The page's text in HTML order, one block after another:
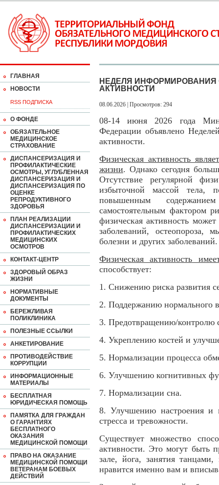
ГЛАВНАЯ
НОВОСТИ
RSS ПОДПИСКА
О ФОНДЕ
ОБЯЗАТЕЛЬНОЕ
МЕДИЦИНСКОЕ
СТРАХОВАНИЕ
ДИСПАНСЕРИЗАЦИЯ И
ПРОФИЛАКТИЧЕСКИЕ
ОСМОТРЫ, УГЛУБЛЕННАЯ
ДИСПАНСЕРИЗАЦИЯ И
ДИСПАНСЕРИЗАЦИЯ ПО
ОЦЕНКЕ
РЕПРОДУКТИВНОГО
ЗДОРОВЬЯ
ПЛАН РЕАЛИЗАЦИИ
ДИСПАНСЕРИЗАЦИИ И
ПРОФИЛАКТИЧЕСКИХ
МЕДИЦИНСКИХ
ОСМОТРОВ
КОНТАКТ-ЦЕНТР
ЗДОРОВЫЙ ОБРАЗ
ЖИЗНИ
НОРМАТИВНЫЕ
ДОКУМЕНТЫ
БЕРЕЖЛИВАЯ
ПОЛИКЛИНИКА
ПОЛЕЗНЫЕ ССЫЛКИ
АНКЕТИРОВАНИЕ
ПРОТИВОДЕЙСТВИЕ
КОРРУПЦИИ
ИНФОРМАЦИОННЫЕ
МАТЕРИАЛЫ
БЕСПЛАТНАЯ
ЮРИДИЧЕСКАЯ ПОМОЩЬ
ПАМЯТКА ДЛЯ ГРАЖДАН
О ГАРАНТИЯХ
БЕСПЛАТНОГО
ОКАЗАНИЯ
МЕДИЦИНСКОЙ ПОМОЩИ
ПРАВО НА ОКАЗАНИЕ
МЕДИЦИНСКОЙ ПОМОЩИ
ВЕТЕРАНАМ БОЕВЫХ
ДЕЙСТВИЙ
НЕДЕЛЯ
АКТИВНОСТИ
08.06.2026 | Просмотров: 294
08-14 июня 2026 года
Федерации объявлено
активности.
Физическая активность
жизни. Однако сегодня
Отсутствие регулярной
избыточной массой тела,
повышенным
самостоятельным фактором
физическая активность
заболеваний, остеопороза,
болезни и других заболеваний.
Физическая активность
способствует:
1. Снижению риска развития
2. Поддержанию нормального
3. Предотвращению/контролю
4. Укреплению костей и
5. Нормализации процесса
6. Улучшению когнитивных
7. Нормализации сна.
8. Улучшению настроения и
стресса и тревожности.
Существует множество
активности. Это могут быть
зале, йога, занятия
нравится именно вам и